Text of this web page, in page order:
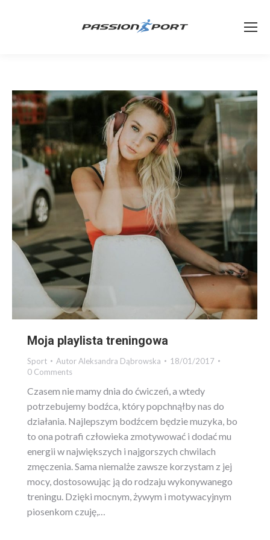
Moja playlista treningowa
Sport AutorAleksandra Dąbrowska
18/01/2017
0 Comments
Czasem nie mamy dnia do ćwiczeń, a wtedy
potrzebujemy bodźca, który popchnąłby nas do
działania. Najlepszym bodźcem będzie muzyka, bo
to ona potrafi człowieka zmotywować i dodać mu
energii w największych i najgorszych chwilach
zmęczenia. Sama niemalże zawsze korzystam z jej
mocy, dostosowując ją do rodzaju wykonywanego
treningu. Dzięki mocnym, żywym i motywacyjnym
piosenkom czuję,…